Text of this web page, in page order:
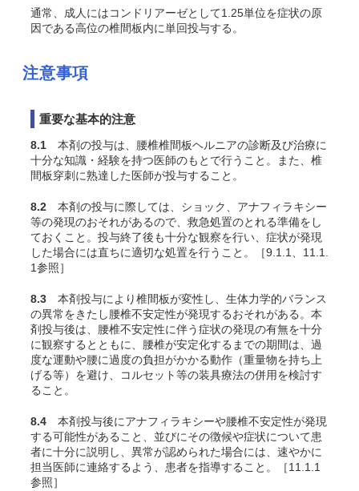
通常、成人にはコンドリアーゼとして1.25単位を症状の原
因である高位の椎間板内に単回投与する。
注意事項
重要な基本的注意
8.1 本剤の投与は、腰椎椎間板ヘルニアの診断及び治療に
十分な知識・経験を持つ医師のもとで行うこと。また、椎
間板穿刺に熟達した医師が投与すること。
8.2 本剤の投与に際しては、ショック、アナフィラキシー
等の発現のおそれがあるので、救急処置のとれる準備をし
ておくこと。投与終了後も十分な観察を行い、症状が発現
した場合には直ちに適切な処置を行うこと。［9.1.1、11.1.
1参照］
8.3 本剤投与により椎間板が変性し、生体力学的バランス
の異常をきたし腰椎不安定性が発現するおそれがある。本
剤投与後は、腰椎不安定性に伴う症状の発現の有無を十分
に観察するとともに、腰椎が安定化するまでの期間は、過
度な運動や腰に過度の負担がかかる動作（重量物を持ち上
げる等）を避け、コルセット等の装具療法の併用を検討す
ること。
8.4 本剤投与後にアナフィラキシーや腰椎不安定性が発現
する可能性があること、並びにその徴候や症状について患
者に十分に説明し、異常が認められた場合には、速やかに
担当医師に連絡するよう、患者を指導すること。［11.1.1
参照］